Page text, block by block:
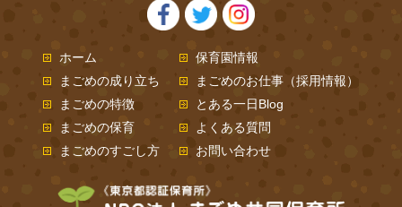
ホーム
まごめの成り立ち
まごめの特徴
まごめの保育
まごめのすごし方
保育園情報
まごめのお仕事（採用情報）
とある一日Blog
よくある質問
お問い合わせ